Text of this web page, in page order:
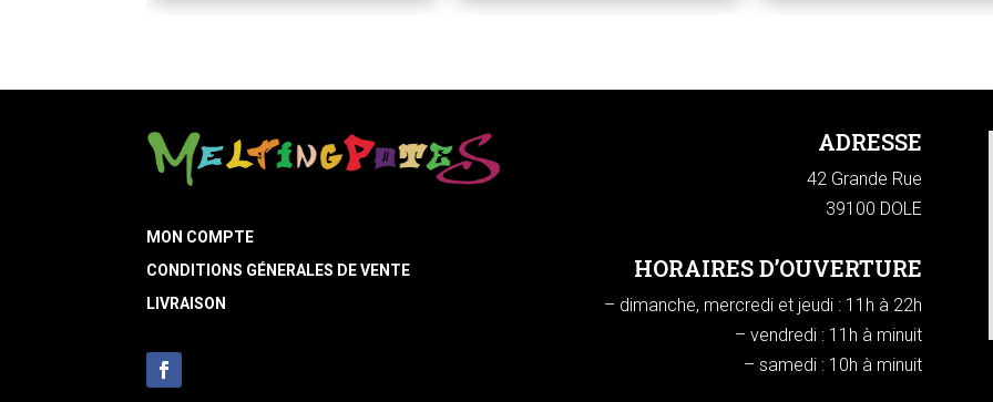
MON COMPTE
CONDITIONS GÉNERALES DE VENTE
LIVRAISON
ADRESSE
42 Grande Rue
39100 DOLE
HORAIRES D’OUVERTURE
– dimanche, mercredi et jeudi : 11h à 22h
– vendredi : 11h à minuit
– samedi : 10h à minuit